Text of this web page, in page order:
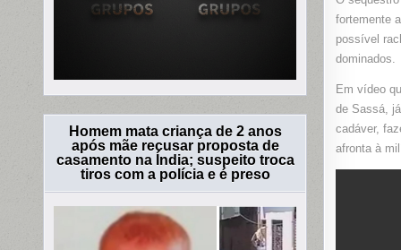
fortemente
possível
dominados.
Em vídeo
de Sassá,
cadáver,
afronta à
Homem mata criança de 2 anos
após mãe recusar proposta de
casamento na Índia; suspeito troca
tiros com a polícia e é preso